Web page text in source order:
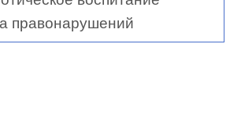
правонарушений